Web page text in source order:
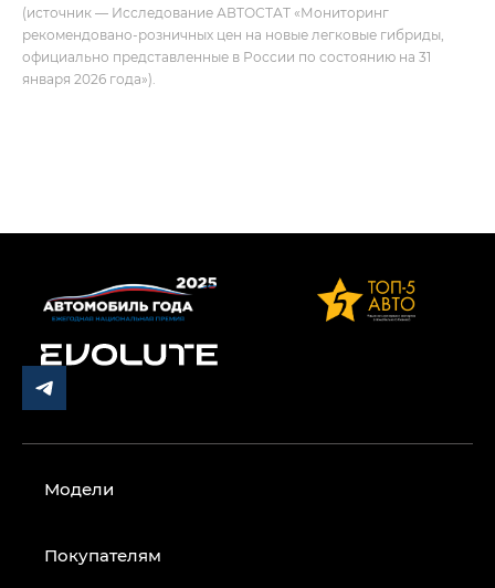
(источник — Исследование АВТОСТАТ «Мониторинг
рекомендовано-розничных цен на новые легковые гибриды,
официально представленные в России по состоянию на 31
января 2026 года»).
Модели
Покупателям